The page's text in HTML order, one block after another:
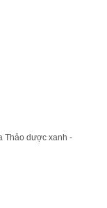
Thảo dược xanh -